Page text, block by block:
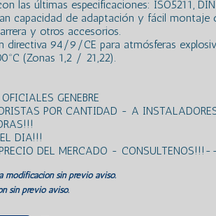
las últimas especificaciones: ISO5211,
capacidad de adaptación y fácil montaje
y otros accesorios.
directiva 94/9/CE para atmósferas
(Zonas 1,2 / 21,22).
GENEBRE
POR CANTIDAD - A
DIA!!!
DEL MERCADO -
modificación sin previo aviso.
sin previo aviso.